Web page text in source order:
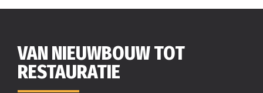
VAN NIEUWBOUW TOT
RESTAURATIE